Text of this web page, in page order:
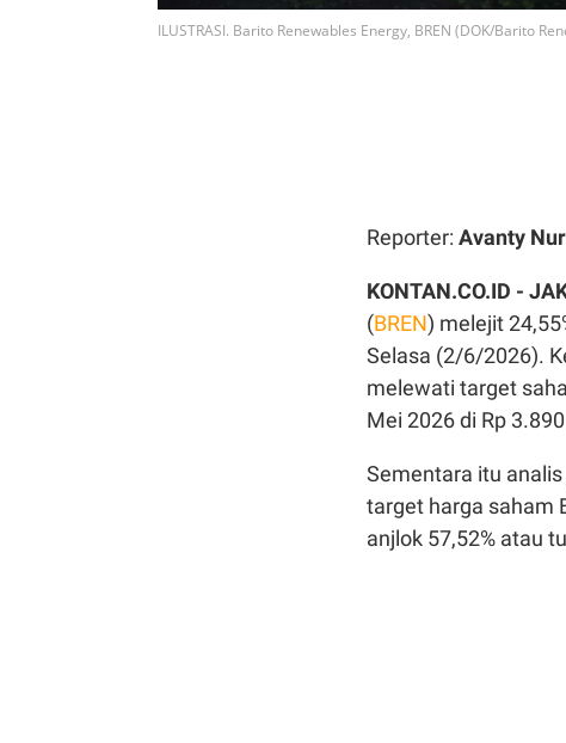
ILUSTRASI. Barito Renewables Energy, BREN (DOK/Barito
Reporter: Avanty
KONTAN.CO.ID -
(BREN) melejit
Selasa (2/6/2026).
melewati target
Mei 2026 di Rp
Sementara itu
target harga saham
anjlok 57,52% atau